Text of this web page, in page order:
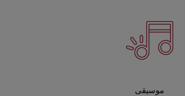
موسيقى